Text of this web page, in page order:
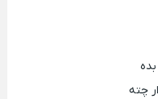
چته